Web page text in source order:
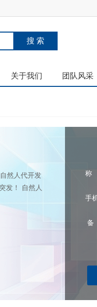
关于我们 团队风采
然人代开发
发！ 自然人
手